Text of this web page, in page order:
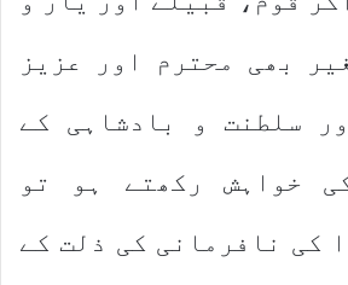
بھی محترم اور عزیز
سلطنت و بادشاہی کے
خواہش رکھتے ہو تو
کی نافرمانی کی ذلت کے